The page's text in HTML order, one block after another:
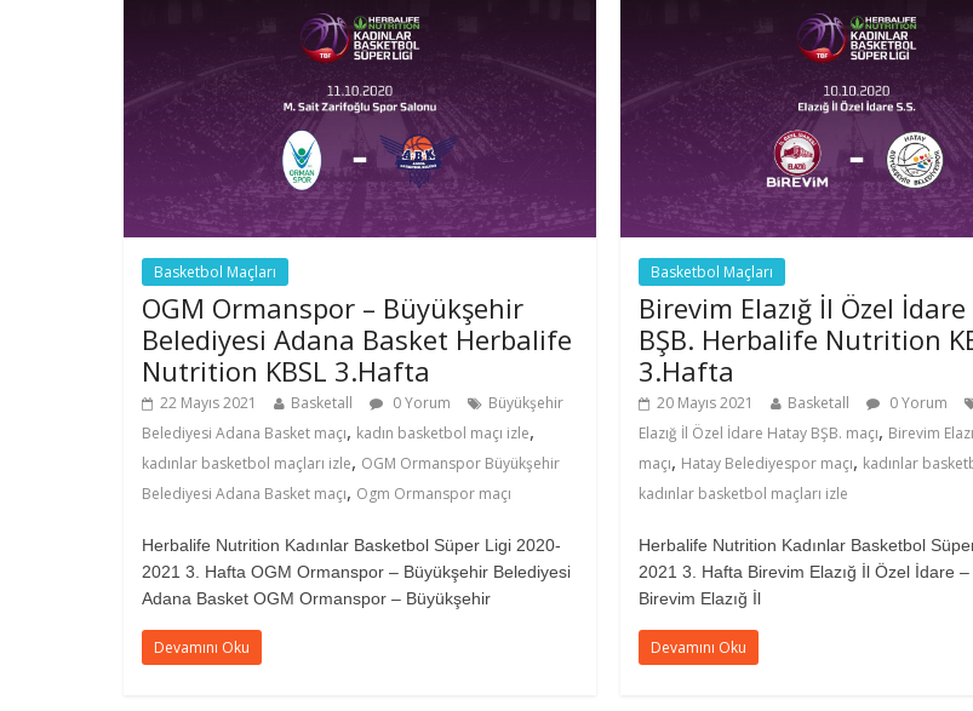
Basketbol Maçları
OGM Ormanspor – Büyükşehir
Belediyesi Adana Basket Herbalife
Nutrition KBSL 3.Hafta
22 Mayıs 2021 Basketall 0 Yorum
Büyükşehir
Belediyesi Adana Basket maçı, kadın basketbol maçı izle,
kadınlar basketbol maçları izle, OGM Ormanspor Büyükşehir
Belediyesi Adana Basket maçı, Ogm Ormanspor maçı
Herbalife Nutrition Kadınlar Basketbol Süper Ligi 2020-
2021 3. Hafta OGM Ormanspor – Büyükşehir Belediyesi
Adana Basket OGM Ormanspor – Büyükşehir
Devamını Oku
Basketbol Maçları
Birevim Elazığ İl Özel
BŞB. Herbalife Nutrition
3.Hafta
20 Mayıs 2021 Basketall 0 Yorum
Elazığ İl Özel İdare Hatay BŞB. maçı, Birevim
maçı, Hatay Belediyespor maçı, kadınlar
kadınlar basketbol maçları izle
Herbalife Nutrition Kadınlar Basketbol
2021 3. Hafta Birevim Elazığ İl Özel İdare
Birevim Elazığ İl
Devamını Oku